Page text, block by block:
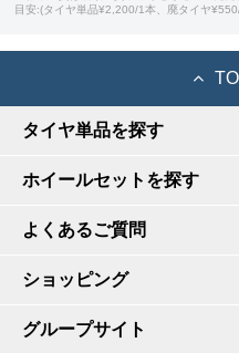
目安:(タイヤ単品¥2,200/1本、廃タイヤ
タイヤ単品を探す
ホイールセットを探す
よくあるご質問
ショッピング
グループサイト